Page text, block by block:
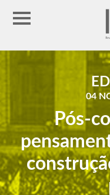
04
Pós-